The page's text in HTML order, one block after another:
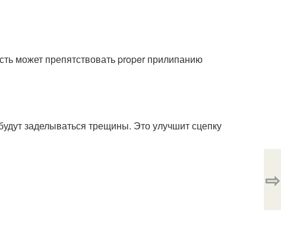
может препятствовать proper прилипанию
заделываться трещины. Это улучшит сцепку
⇨